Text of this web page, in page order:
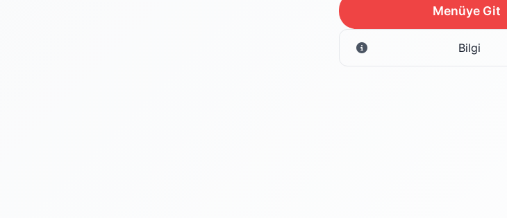
Menüye Git
Bilgi